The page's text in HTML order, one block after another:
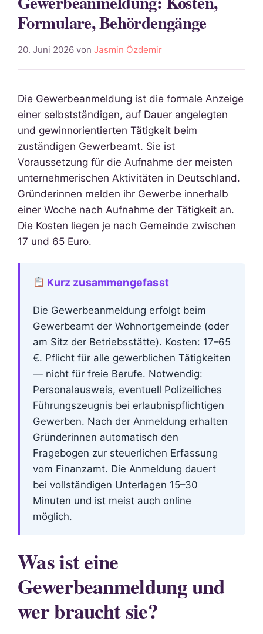
Formulare, Behördengänge
20. Juni 2026 von Jasmin Özdemir
Die Gewerbeanmeldung ist die formale Anzeige
einer selbstständigen, auf Dauer angelegten
und gewinnorientierten Tätigkeit beim
zuständigen Gewerbeamt. Sie ist
Voraussetzung für die Aufnahme der meisten
unternehmerischen Aktivitäten in Deutschland.
Gründerinnen melden ihr Gewerbe innerhalb
einer Woche nach Aufnahme der Tätigkeit an.
Die Kosten liegen je nach Gemeinde zwischen
17 und 65 Euro.
Kurz zusammengefasst
Die Gewerbeanmeldung erfolgt beim
Gewerbeamt der Wohnortgemeinde (oder
am Sitz der Betriebsstätte). Kosten: 17–65
€. Pflicht für alle gewerblichen Tätigkeiten
— nicht für freie Berufe. Notwendig:
Personalausweis, eventuell Polizeiliches
Führungszeugnis bei erlaubnispflichtigen
Gewerben. Nach der Anmeldung erhalten
Gründerinnen automatisch den
Fragebogen zur steuerlichen Erfassung
vom Finanzamt. Die Anmeldung dauert
bei vollständigen Unterlagen 15–30
Minuten und ist meist auch online
möglich.
Was ist eine
Gewerbeanmeldung und
wer braucht sie?